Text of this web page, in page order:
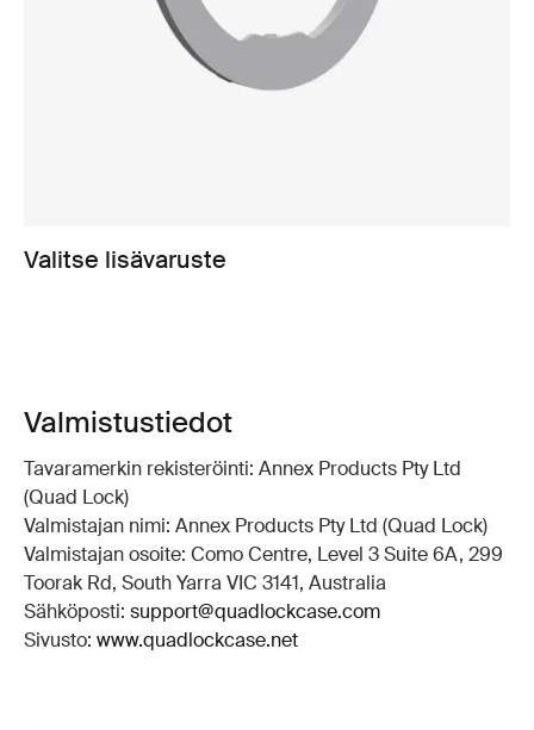
Valitse lisävaruste
Valmistustiedot
Tavaramerkin rekisteröinti: Annex Products Pty Ltd
(Quad Lock)
Valmistajan nimi: Annex Products Pty Ltd (Quad Lock)
Valmistajan osoite: Como Centre, Level 3 Suite 6A, 299
Toorak Rd, South Yarra VIC 3141, Australia
Sähköposti: support@quadlockcase.com
Sivusto: www.quadlockcase.net